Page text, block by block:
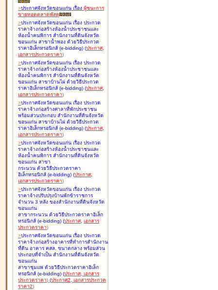
>ประกาศจังหวัดขอนแก่น เรื่อง ผู้ชนะการ
ขายทอดตลาดพัสดุ
>ประกาศจังหวัดขอนแก่น เรื่อง ประกวด
ราคาจ้างก่อสร้างห้องน้ำประชาชนและ
ห้องน้ำคนพิการ สำนักงานที่ดินจังหวัด
ขอนแก่น สาขาน้ำพอง ด้วยวิธีประกวด
ราคาอิเล็กทรอนิกส์ (e-bidding) (ประกาศ,
เอกสารประกวดราคา)
>ประกาศจังหวัดขอนแก่น เรื่อง ประกวด
ราคาจ้างก่อสร้างห้องน้ำประชาชนและ
ห้องน้ำคนพิการ สำนักงานที่ดินจังหวัด
ขอนแก่น สาขาบ้านไผ่ ด้วยวิธีประกวด
ราคาอิเล็กทรอนิกส์ (e-bidding) (ประกาศ,
เอกสารประกวดราคา)
>ประกาศจังหวัดขอนแก่น เรื่อง ประกวด
ราคาจ้างก่อสร้างศาลาที่พักประชาชน
พร้อมส่วนประกอบ สำนักงานที่ดินจังหวัด
ขอนแก่น สาขาบ้านไผ่ ด้วยวิธีประกวด
ราคาอิเล็กทรอนิกส์ (e-bidding) (ประกาศ,
เอกสารประกวดราคา)
>ประกาศจังหวัดขอนแก่น เรื่อง ประกวด
ราคาจ้างก่อสร้างห้องน้ำประชาชนและ
ห้องน้ำคนพิการ สำนักงานที่ดินจังหวัด
ขอนแก่น สาขา
กระนวน ด้วยวิธีประกวดราคา
อิเล็กทรอนิกส์ (e-bidding) (ประกาศ,
เอกสารประกวดราคา)
>ประกาศจังหวัดขอนแก่น เรื่อง ประกวด
ราคาจ้างปรับปรุงบ้านพักข้าราชการ
จำนวน 3 หลัง ของสำนักงานที่ดินจังหวัด
ขอนแก่น
สาขากระนวน ด้วยวิธีประกวดราคาอิเล็ก
ทรอนิกส์ (e-bidding) (ประกาศ, เอกสาร
ประกวดราคา)
>ประกาศจังหวัดขอนแก่น เรื่อง ประกวด
ราคาจ้างก่อสร้างอาคารที่ทำการสำนักงาน
ที่ดิน อาคาร คสล. ขนาดกลาง พร้อมส่วน
ประกอบที่จำเป็น สำนักงานที่ดินจังหวัด
ขอนแก่น
สาขาชุมแพ ด้วยวิธีประกวดราคาอิเล็ก
ทรอนิกส์ (e-bidding) (ประกาศ, เอกสาร
ประกวดราคา) (ประกาศ2, เอกสารประกวด
ราคา2)